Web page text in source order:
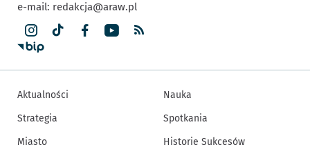
e-mail: redakcja@araw.pl
Aktualności
Strategia
Miasto
Nauka
Spotkania
Historie Sukcesów